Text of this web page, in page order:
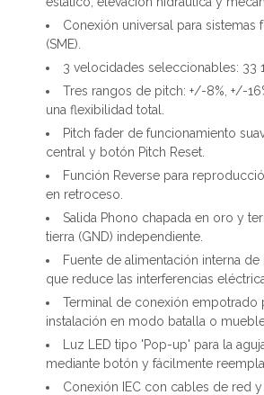
Conexión universal para sistemas
(SME).
3 velocidades seleccionables: 33
Tres rangos de pitch: +/-8%, +/-
una flexibilidad total.
Pitch fader de funcionamiento
central y botón Pitch Reset.
Función Reverse para
en retroceso.
Salida Phono chapada en oro y
tierra (GND) independiente.
Fuente de alimentación interna
que reduce las interferencias
Terminal de conexión empotrado
instalación en modo batalla o
Luz LED tipo 'Pop-up' para la
mediante botón y fácilmente
Conexión IEC con cables de red y